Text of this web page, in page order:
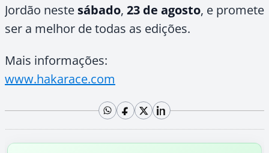
Jordão neste sábado, 23 de agosto, e promete
ser a melhor de todas as edições.
Mais informações:
www.hakarace.com